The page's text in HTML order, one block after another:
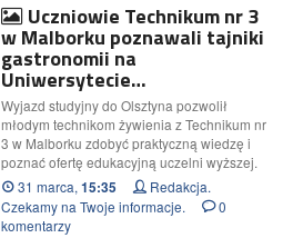
Uczniowie Technikum nr 3
w Malborku poznawali tajniki
gastronomii na
Uniwersytecie…
Wyjazd studyjny do Olsztyna pozwolił
młodym technikom żywienia z Technikum nr
3 w Malborku zdobyć praktyczną wiedzę i
poznać ofertę edukacyjną uczelni wyższej.
31 marca, 15:35
Redakcja.
Czekamy na Twoje informacje.
0
komentarzy